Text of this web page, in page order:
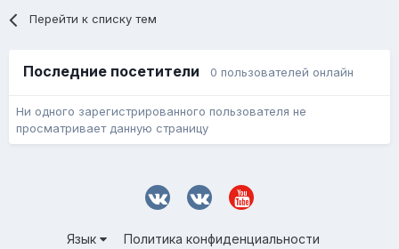
Перейти к списку тем
Последние посетители 0 пользователей онлайн
Ни одного зарегистрированного пользователя не
просматривает данную страницу
Язык Политика конфиденциальности